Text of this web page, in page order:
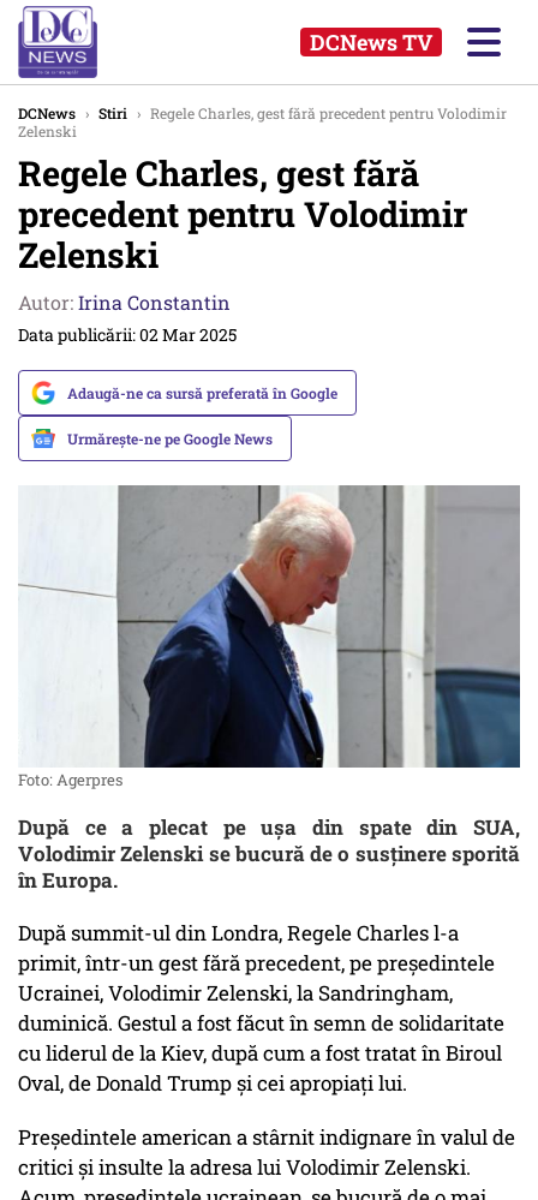
DCNews TV
DCNews › Stiri › Regele Charles, gest fără precedent pentru Volodimir
Zelenski
Regele Charles, gest fără
precedent pentru Volodimir
Zelenski
Autor:Irina Constantin
Data publicării: 02 Mar 2025
Adaugă-ne ca sursă preferată în Google
Urmărește-ne pe Google News
Foto: Agerpres
După ce a plecat pe ușa din spate din SUA,
Volodimir Zelenski se bucură de o susținere sporită
în Europa.
După summit-ul din Londra, Regele Charles l-a
primit, într-un gest fără precedent, pe președintele
Ucrainei, Volodimir Zelenski, la Sandringham,
duminică. Gestul a fost făcut în semn de solidaritate
cu liderul de la Kiev, după cum a fost tratat în Biroul
Oval, de Donald Trump și cei apropiați lui.
Președintele american a stârnit indignare în valul de
critici și insulte la adresa lui Volodimir Zelenski.